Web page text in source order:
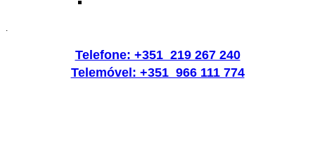
.
Telefone: +351 219 267 240
Telemóvel: +351 966 111 774